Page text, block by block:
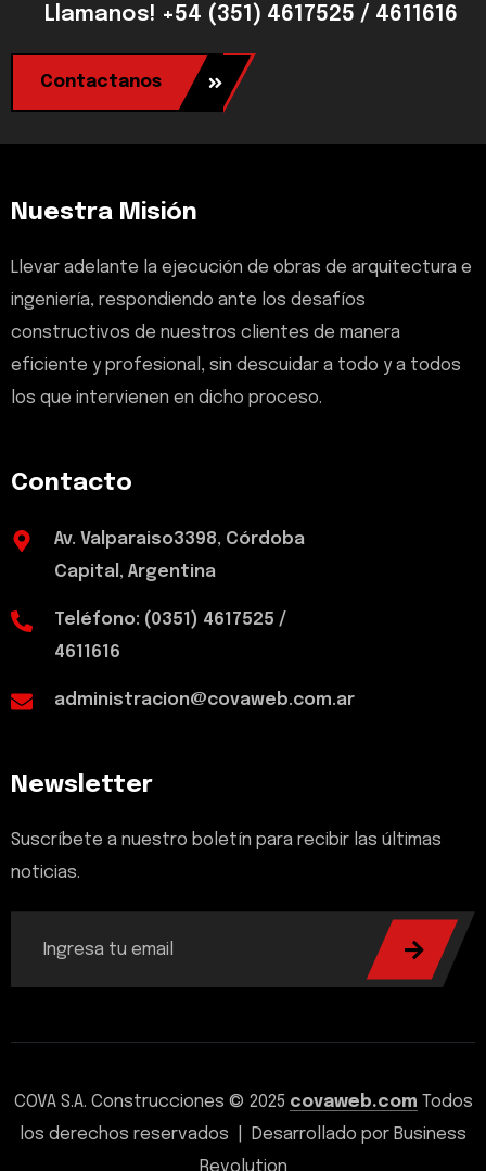
Llamanos! +54 (351) 4617525 / 4611616
Contactanos
Nuestra Misión
Llevar adelante la ejecución de obras de arquitectura e
ingeniería, respondiendo ante los desafíos
constructivos de nuestros clientes de manera
eficiente y profesional, sin descuidar a todo y a todos
los que intervienen en dicho proceso.
Contacto
Av. Valparaiso3398, Córdoba
Capital, Argentina
Teléfono: (0351) 4617525 /
4611616
administracion@covaweb.com.ar
Newsletter
Suscríbete a nuestro boletín para recibir las últimas
noticias.
COVA S.A. Construcciones © 2025 covaweb.com Todos
los derechos reservados | Desarrollado por Business